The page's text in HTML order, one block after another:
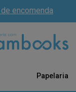
encomenda
Papelaria